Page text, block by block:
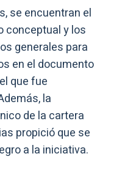
se encuentran el
conceptual y los
generales para
en el documento
que fue
la
de la cartera
propició que se
a la iniciativa.